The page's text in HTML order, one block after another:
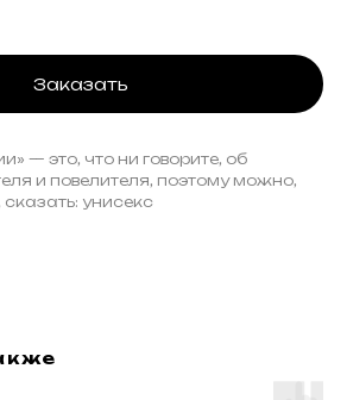
Заказать
— это, что ни говорите, об
и повелителя, поэтому можно,
сказать: унисекс